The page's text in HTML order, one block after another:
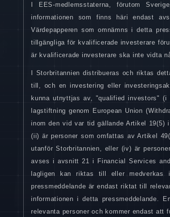
I EES-medlemsstaterna, förutom
informationen som finns häri endast
Värdepapperen som omnämns i detta
tillgängliga för kvalificerade investerare
är kvalificerade investerare ska inte vidta
I Storbritannien distribueras och riktas
till, och en investering eller
kunna utnyttjas av, "qualified investors"
lagstiftning genom European Union
inom den vid var tid gällande Artikel 19(5)
(ii) är personer som omfattas av Artikel
utanför Storbritannien, eller (iv) är
avses i avsnitt 21 i Financial Services
lagligen kan riktas till eller medverkas
pressmeddelande är endast riktat till
informationen i detta pressmeddelande.
relevanta personer och kommer endast att